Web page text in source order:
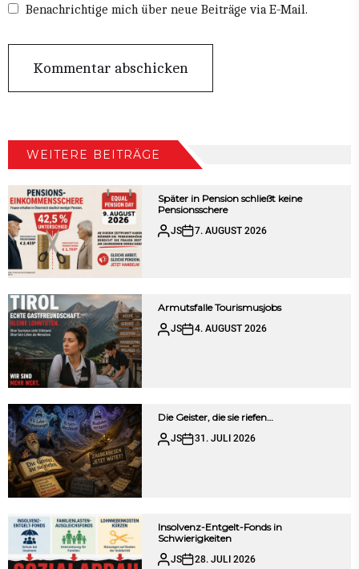
Benachrichtige mich über neue Beiträge via E-Mail.
WEITERE BEITRÄGE
Später in Pension schließt keine
Pensionsschere
JS 7. AUGUST 2026
Armutsfalle Tourismusjobs
JS 4. AUGUST 2026
Die Geister, die sie riefen…
JS 31. JULI 2026
Insolvenz-Entgelt-Fonds in
Schwierigkeiten
JS 28. JULI 2026